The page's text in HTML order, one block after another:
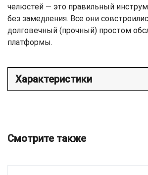
челюстей — это правильный
без замедления. Все они
долговечный (прочный) простом
платформы.
Характеристики
Смотрите также